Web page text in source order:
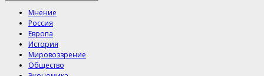
Мнение
Россия
Европа
История
Мировоззрение
Общество